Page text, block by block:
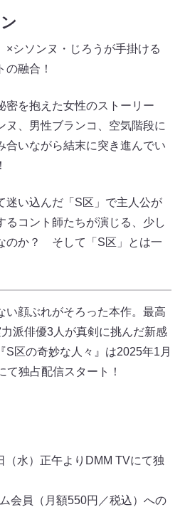
×シソンヌ・じろうが手掛ける
融合！
密を抱えた女性のストーリー
ヌ、男性ブランコ、空気階段に
合いながら結末に突き進んでい
迷い込んだ「S区」で主人公が
るコント師たちが演じる、少し
のか？ そして「S区」とは一
い顔ぶれがそろった本作。最高
派俳優3人が真剣に挑んだ新感
S区の奇妙な人々』は2025年1月
て独占配信スタート！
（水）正午よりDMM TVにて独
会員（月額550円／税込）への